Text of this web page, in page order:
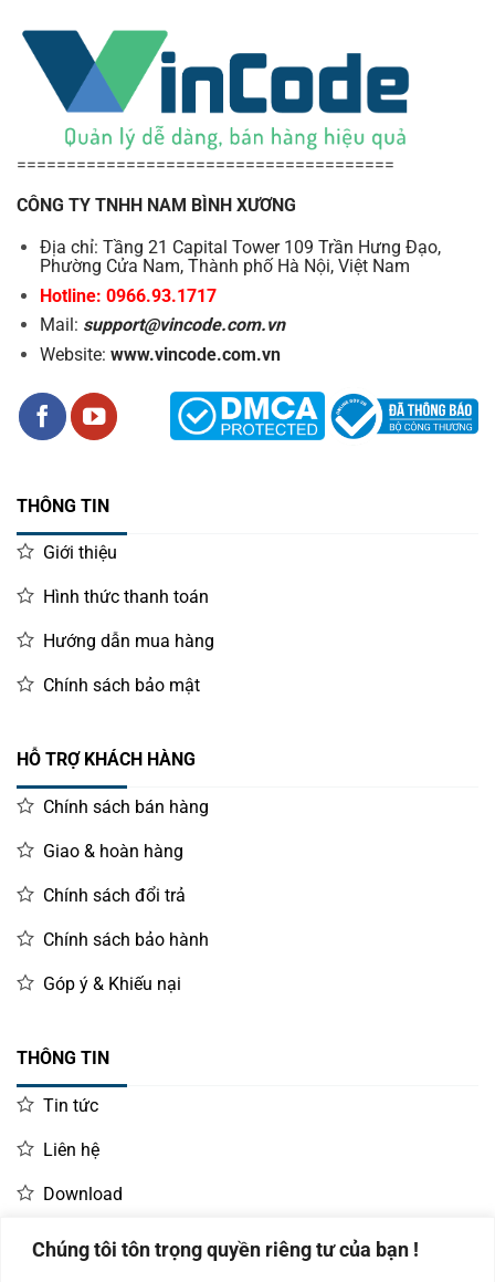
Chúng tôi tôn trọng quyền riêng tư của bạn !
======================================
CÔNG TY TNHH NAM BÌNH XƯƠNG
Địa chỉ: Tầng 21 Capital Tower 109 Trần Hưng Đạo,
Phường Cửa Nam, Thành phố Hà Nội, Việt Nam
Hotline: 0966.93.1717
Mail: support@vincode.com.vn
Website: www.vincode.com.vn
THÔNG TIN
Giới thiệu
Hình thức thanh toán
Hướng dẫn mua hàng
Chính sách bảo mật
HỖ TRỢ KHÁCH HÀNG
Chính sách bán hàng
Giao & hoàn hàng
Chính sách đổi trả
Chính sách bảo hành
Góp ý & Khiếu nại
THÔNG TIN
Tin tức
Liên hệ
Download
LIÊN HỆ MUA HÀNG